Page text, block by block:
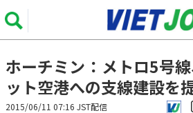
ホーチミン：メトロ5号
ット空港への支線建設を
2015/06/11 07:16 JST配信